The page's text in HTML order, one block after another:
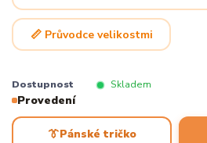
📏 Průvodce velikostmi
Dostupnost Skladem
Provedení
👔Pánské tričko